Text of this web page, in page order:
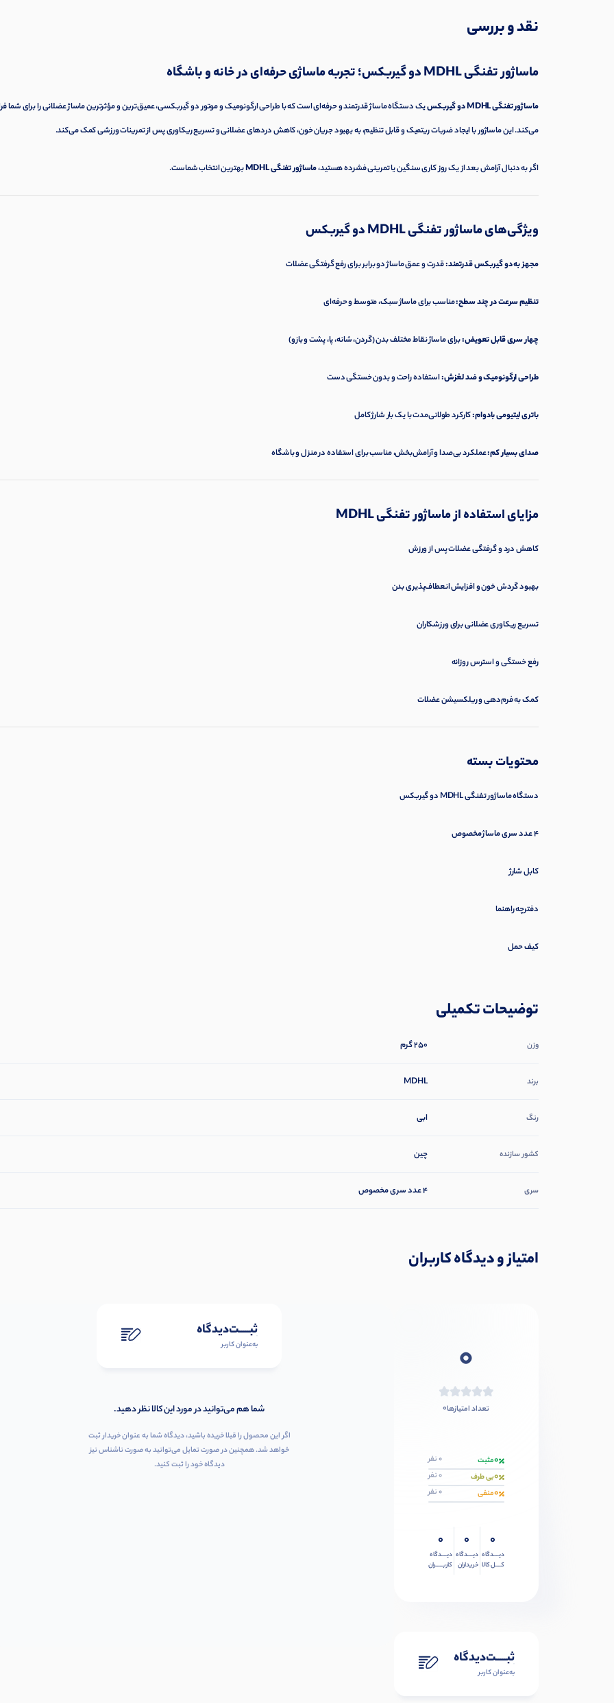
نظرات (0)
پرسش‌ها
نقد و بررسی
ماساژور تفنگی MDHL دو گیربکس؛ تجربه ماساژی حرفه‌ای در خانه و باشگاه
ماساژور تفنگی MDHL دو گیربکس
یک دستگاه ماساژ قدرتمند و حرفه‌ای است که با طراحی ارگونومیک و موتور دو گیربکسی، عمیق‌ترین و مؤثرترین ماساژ عضلانی را برای شما
می‌کند. این ماساژور با ایجاد ضربات ریتمیک و قابل تنظیم، به بهبود جریان خون، کاهش دردهای عضلانی و تسریع ریکاوری پس از تمرینات ورزشی کمک می‌کند.
اگر به دنبال آرامش بعد از یک روز کاری سنگین یا تمرینی فشرده هستید،ماساژور تفنگی MDHL بهترین انتخاب شماست.
ویژگی‌های ماساژور تفنگی MDHL دو گیربکس
مجهز به دو گیربکس قدرتمند:قدرت و عمق ماساژ دو برابر برای رفع گرفتگی عضلات
تنظیم سرعت در چند سطح:مناسب برای ماساژ سبک، متوسط و حرفه‌ای
چهار سری قابل تعویض:برای ماساژ نقاط مختلف بدن (گردن، شانه، پا، پشت و بازو)
طراحی ارگونومیک و ضد لغزش:استفاده راحت و بدون خستگی دست
باتری لیتیومی بادوام:کارکرد طولانی‌مدت با یک بار شارژ کامل
صدای بسیار کم:عملکرد بی‌صدا و آرامش‌بخش، مناسب برای استفاده در منزل و باشگاه
مزایای استفاده از ماساژور تفنگی MDHL
کاهش درد و گرفتگی عضلات پس از ورزش
بهبود گردش خون و افزایش انعطاف‌پذیری بدن
تسریع ریکاوری عضلانی برای ورزشکاران
رفع خستگی و استرس روزانه
کمک به فرم‌دهی و ریلکسیشن عضلات
محتویات بسته
دستگاه ماساژور تفنگی MDHL دو گیربکس
۴ عدد سری ماساژ مخصوص
کابل شارژ
دفترچه راهنما
کیف حمل
توضیحات تکمیلی
وزن 250 گرم
برند MDHL
رنگ ابی
کشور سازنده چین
سری 4 عدد سری مخصوص
امتیاز و دیدگاه کاربران
0
تعداد امتیازها0
0مثبت 0 نفر
0بی طرف 0 نفر
0منفی 0 نفر
0
دیــــدگاه
کــــل کالا
0
دیــــدگاه
خریداران
0
دیــــدگاه
کاربـــــران
ثبـــــت‌دیدگاه
به‌عنوان کاربر
ثبـــــت‌دیدگاه
به‌عنوان کاربر
شما هم می‌توانید در مورد این کالا نظر دهید.
اگر این محصول را قبلا خریده باشید، دیدگاه شما به عنوان خریدار ثبت
خواهد شد. همچنین در صورت تمایل می‌توانید به صورت ناشناس نیز
دیدگاه خود را ثبت کنید.